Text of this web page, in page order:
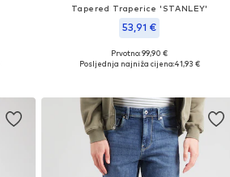
Tapered Traperice 'STANLEY'
53,91 €
Prvotno: 99,90 €
Posljednja najniža cijena:41,93 €